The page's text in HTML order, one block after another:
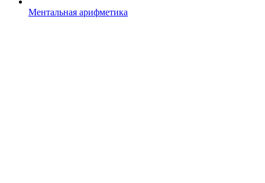
Ментальная арифметика